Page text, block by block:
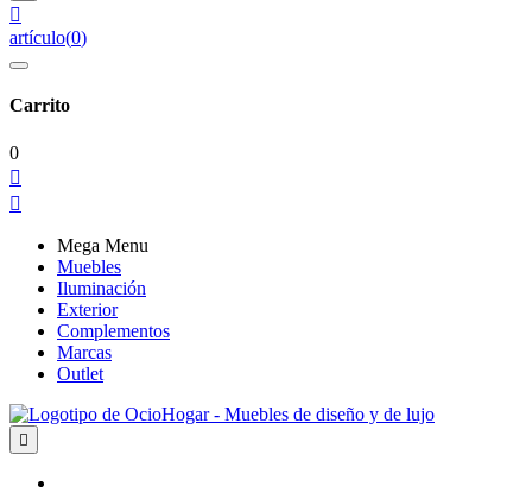

artículo(0)
Carrito
0


Mega Menu
Muebles
Iluminación
Exterior
Complementos
Marcas
Outlet
